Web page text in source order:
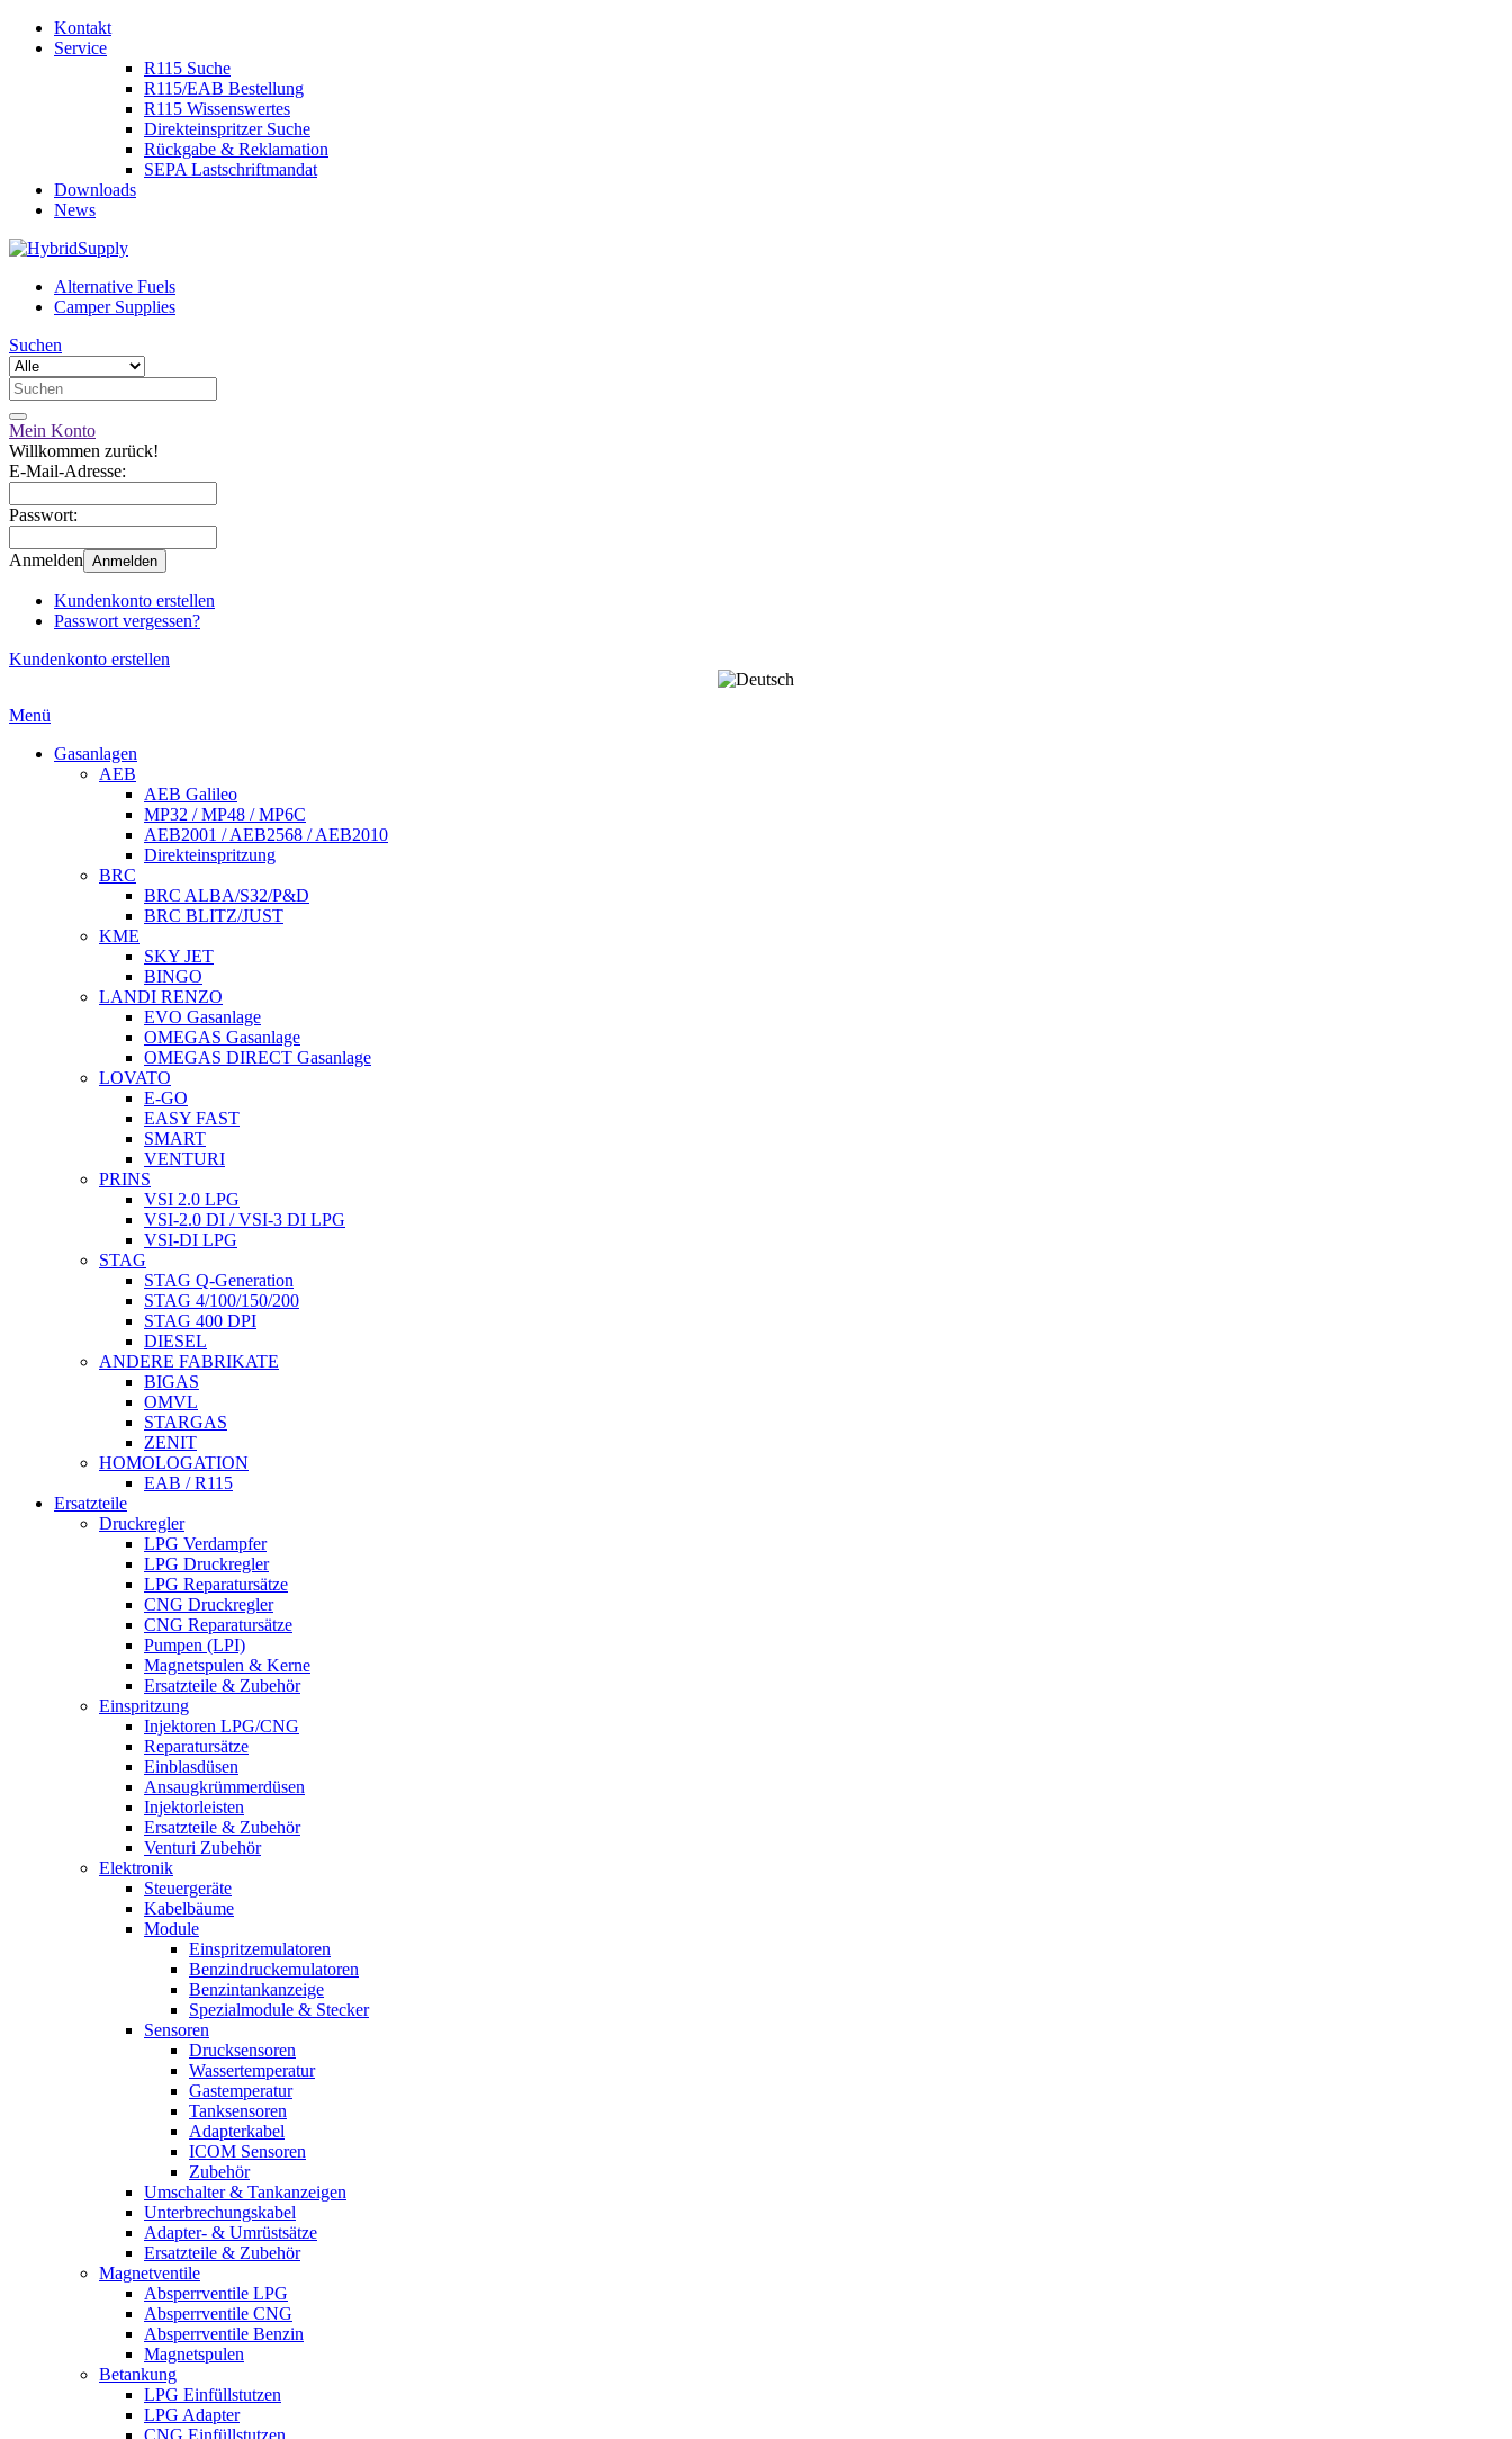
Kontakt
Service
R115 Suche
R115/EAB Bestellung
R115 Wissenswertes
Direkteinspritzer Suche
Rückgabe & Reklamation
SEPA Lastschriftmandat
Downloads
News
Alternative Fuels
Camper Supplies
Suchen
Mein Konto
Willkommen zurück!
E-Mail-Adresse:
Passwort:
Anmelden Anmelden
Kundenkonto erstellen
Passwort vergessen?
Kundenkonto erstellen
Menü
Gasanlagen
AEB
AEB Galileo
MP32 / MP48 / MP6C
AEB2001 / AEB2568 / AEB2010
Direkteinspritzung
BRC
BRC ALBA/S32/P&D
BRC BLITZ/JUST
KME
SKY JET
BINGO
LANDI RENZO
EVO Gasanlage
OMEGAS Gasanlage
OMEGAS DIRECT Gasanlage
LOVATO
E-GO
EASY FAST
SMART
VENTURI
PRINS
VSI 2.0 LPG
VSI-2.0 DI / VSI-3 DI LPG
VSI-DI LPG
STAG
STAG Q-Generation
STAG 4/100/150/200
STAG 400 DPI
DIESEL
ANDERE FABRIKATE
BIGAS
OMVL
STARGAS
ZENIT
HOMOLOGATION
EAB / R115
Ersatzteile
Druckregler
LPG Verdampfer
LPG Druckregler
LPG Reparatursätze
CNG Druckregler
CNG Reparatursätze
Pumpen (LPI)
Magnetspulen & Kerne
Ersatzteile & Zubehör
Einspritzung
Injektoren LPG/CNG
Reparatursätze
Einblasdüsen
Ansaugkrümmerdüsen
Injektorleisten
Ersatzteile & Zubehör
Venturi Zubehör
Elektronik
Steuergeräte
Kabelbäume
Module
Einspritzemulatoren
Benzindruckemulatoren
Benzintankanzeige
Spezialmodule & Stecker
Sensoren
Drucksensoren
Wassertemperatur
Gastemperatur
Tanksensoren
Adapterkabel
ICOM Sensoren
Zubehör
Umschalter & Tankanzeigen
Unterbrechungskabel
Adapter- & Umrüstsätze
Ersatzteile & Zubehör
Magnetventile
Absperrventile LPG
Absperrventile CNG
Absperrventile Benzin
Magnetspulen
Betankung
LPG Einfüllstutzen
LPG Adapter
CNG Einfüllstutzen